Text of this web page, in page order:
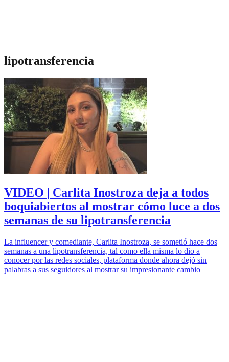
lipotransferencia
VIDEO | Carlita Inostroza deja a todos
boquiabiertos al mostrar cómo luce a dos
semanas de su lipotransferencia
La influencer y comediante, Carlita Inostroza, se sometió hace dos
semanas a una lipotransferencia, tal como ella misma lo dio a
conocer por las redes sociales, plataforma donde ahora dejó sin
palabras a sus seguidores al mostrar su impresionante cambio